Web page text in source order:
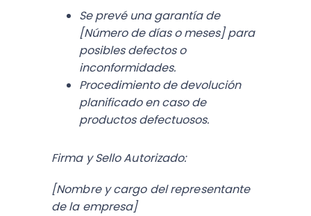
Se prevé una garantía de
[Número de días o meses] para
posibles defectos o
inconformidades.
Procedimiento de devolución
planificado en caso de
productos defectuosos.
Firma y Sello Autorizado:
[Nombre y cargo del representante
de la empresa]